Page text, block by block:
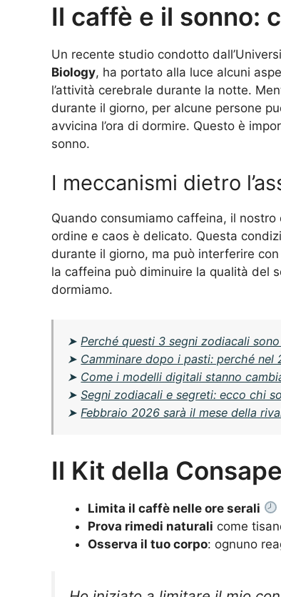
Il caffè e il sonno:
Un recente studio condotto
Biology, ha portato alla luce alcuni
l’attività cerebrale durante la notte.
durante il giorno, per alcune persone
avvicina l’ora di dormire. Questo è
sonno.
I meccanismi dietro
Quando consumiamo caffeina, il
ordine e caos è delicato. Questa
durante il giorno, ma può interferire
la caffeina può diminuire la qualità del
dormiamo.
➤ Perché questi 3 segni zodiacali
➤ Camminare dopo i pasti: perché
➤ Come i modelli digitali stanno
➤Segni zodiacali e segreti: ecco chi
➤ Febbraio 2026 sarà il mese della
Il Kit della
Limita il caffè nelle ore serali
Prova rimedi naturali come
Osserva il tuo corpo: ognuno